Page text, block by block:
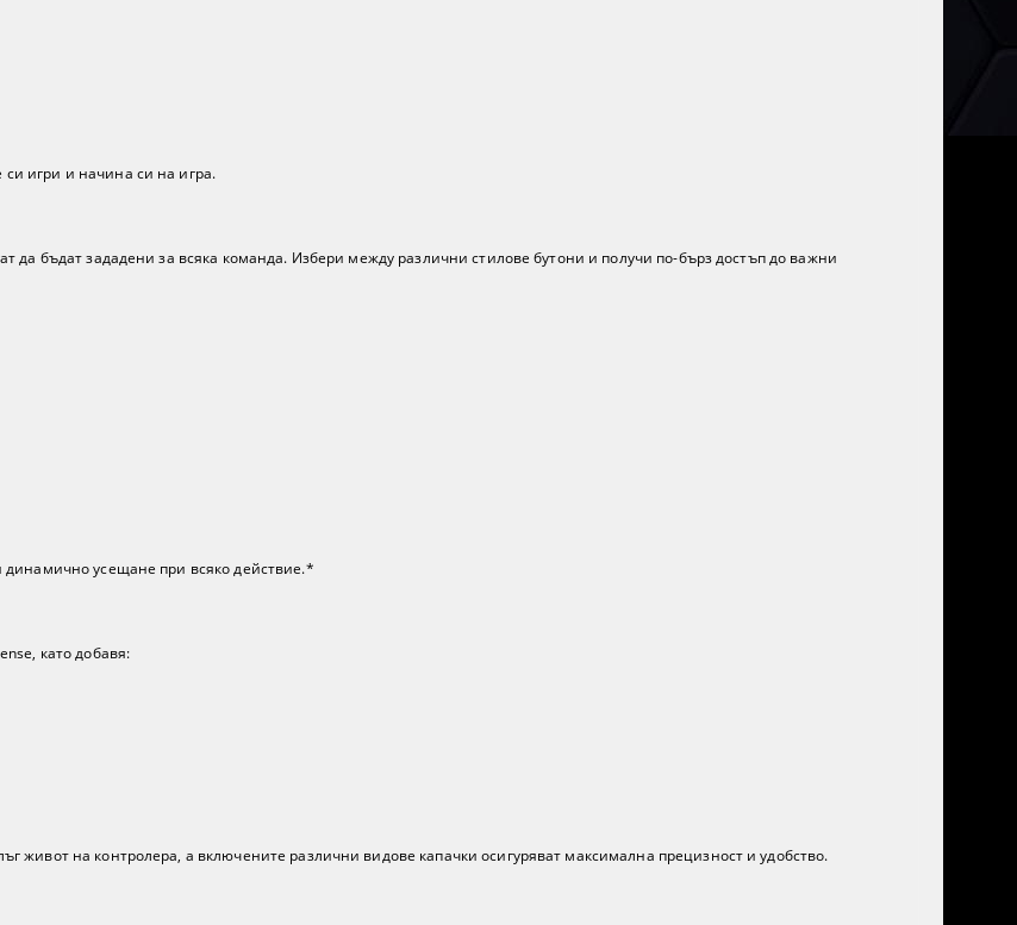
игри и начина си на игра.
да бъдат зададени за всяка команда. Избери между различни стилове бутони и получи по-бърз достъп до важни
усещане при всяко действие.*
като добавя:
живот на контролера, а включените различни видове капачки осигуряват максимална прецизност и удобство.